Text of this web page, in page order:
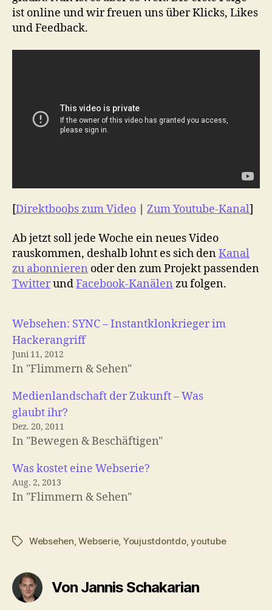
ist online und wir freuen uns über Klicks, Likes
und Feedback.
[Direktboobs zum Video Zum Youtube-Kanal]
Ab jetzt soll jede Woche ein neues Video
rauskommen, deshalb lohnt es sich denKanal
zu abonnieren oder den zum Projekt passenden
TwitterundFacebook-Kanälen zu folgen.
Websehen: SYNC – Instantklonkrieger im
Hackerangriff
Juni 11, 2012
In "Flimmern & Sehen"
Medienlandschaft der Zukunft – Was
glaubt ihr?
Dez. 20, 2011
In "Bewegen & Beschäftigen"
Was kostet eine Webserie?
Aug. 2, 2013
In "Flimmern & Sehen"
Schlagwörter
Websehen,Webserie, Youjustdontdo,youtube
Von Jannis Schakarian